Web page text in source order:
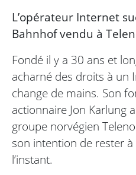
L’opérateur Internet
Bahnhof vendu à
Fondé il y a 30 ans et
acharné des droits à un
change de mains. Son
actionnaire Jon Karlung
groupe norvégien
son intention de rester
l’instant.